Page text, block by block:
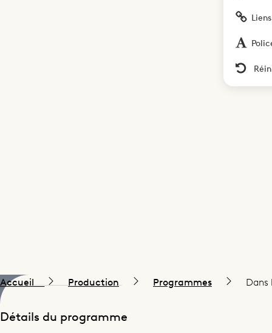
Accueil Production Programmes Dans
Détails du programme